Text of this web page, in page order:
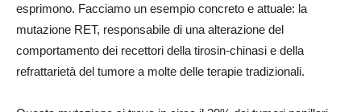
esprimono. Facciamo un esempio concreto e attuale: la
mutazione RET, responsabile di una alterazione del
comportamento dei recettori della tirosin-chinasi e della
refrattarietà del tumore a molte delle terapie tradizionali.